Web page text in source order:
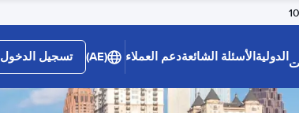
الدوليةالأسئلة الشائعةدعم العملاء (AE) تسجيل الدخول